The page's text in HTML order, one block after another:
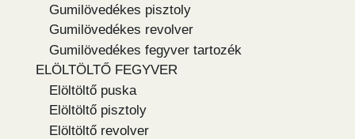
Gumilövedékes pisztoly
Gumilövedékes revolver
Gumilövedékes fegyver tartozék
ELÖLTÖLTŐ FEGYVER
Elöltöltő puska
Elöltöltő pisztoly
Elöltöltő revolver